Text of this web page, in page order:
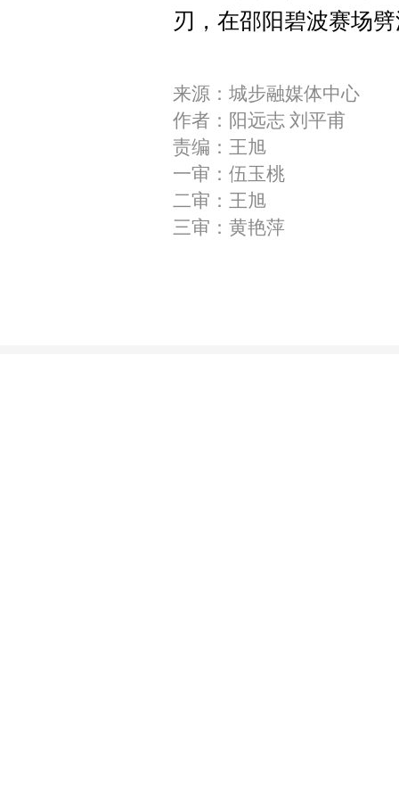
刃，在邵阳碧波赛场
来源：城步融媒体中心
作者：阳远志 刘平甫
责编：王旭
一审：伍玉桃
二审：王旭
三审：黄艳萍